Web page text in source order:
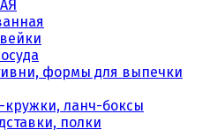
формы для выпечки
кружки, ланч-боксы
полки